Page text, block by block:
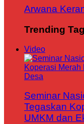
Arwana
Trending
Video
Seminar
Tegaskan
UMKM dan